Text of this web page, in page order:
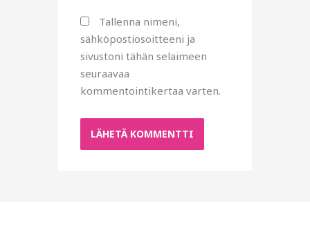
Tallenna nimeni,
sähköpostiosoitteeni ja
sivustoni tähän selaimeen
seuraavaa
kommentointikertaa varten.